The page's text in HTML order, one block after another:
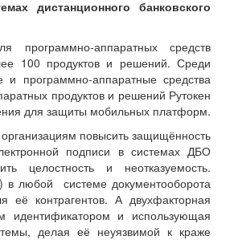
дистанционного банковского
программно-аппаратных средств
100 продуктов и решений. Среди
программно-аппаратные средства
продуктов и решений Рутокен
для защиты мобильных платформ.
повысить защищённость
подписи в системах ДБО
целостность и неотказуемость.
в любой системе документооборота
её контрагентов. А двухфакторная
идентификатором и использующая
делая её неуязвимой к краже